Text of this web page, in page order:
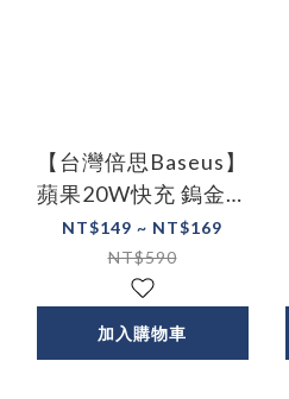
【台灣倍思Baseus】
蘋果20W快充 鎢金系
列Type-C to
Lightning PD充電線
NT$149 ~ NT$169
NT$590
加入購物車